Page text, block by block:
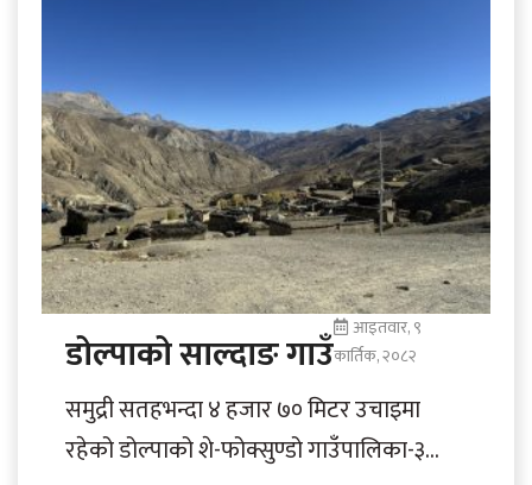
डोल्पाको साल्दाङ गाउँ
आइतवार, ९
कार्तिक, २०८२
समुद्री सतहभन्दा ४ हजार ७० मिटर उचाइमा
रहेको डोल्पाको शे-फोक्सुण्डो गाउँपालिका-३